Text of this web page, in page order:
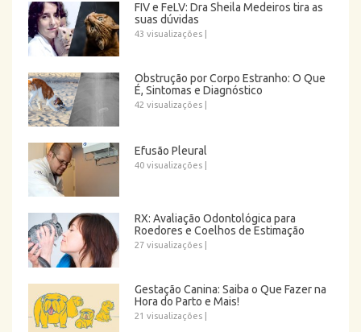
FIV e FeLV: Dra Sheila Medeiros tira as
suas dúvidas
43 visualizações
Obstrução por Corpo Estranho: O Que
É, Sintomas e Diagnóstico
42 visualizações
Efusão Pleural
40 visualizações
RX: Avaliação Odontológica para
Roedores e Coelhos de Estimação
27 visualizações
Gestação Canina: Saiba o Que Fazer na
Hora do Parto e Mais!
21 visualizações